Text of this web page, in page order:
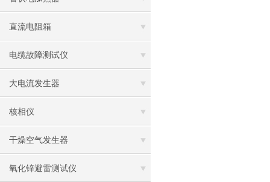
直流电阻箱
电缆故障测试仪
大电流发生器
核相仪
干燥空气发生器
氧化锌避雷测试仪